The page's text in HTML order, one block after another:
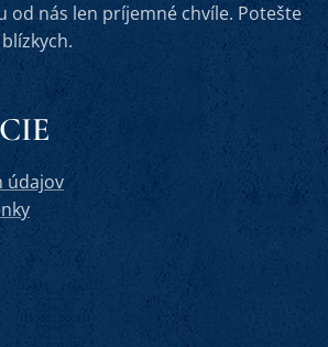
od nás len príjemné chvíle. Potešte
údajov